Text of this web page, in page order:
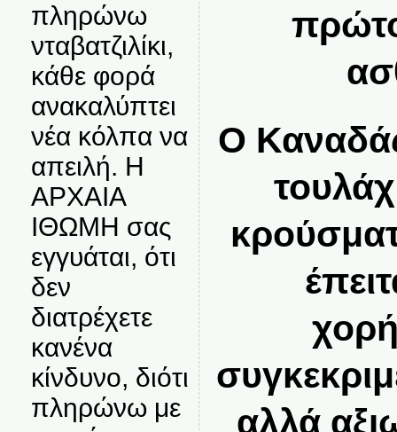
πληρώνω
νταβατζιλίκι,
κάθε φορά
ανακαλύπτει
νέα κόλπα να
απειλή. Η
ΑΡΧΑΙΑ
ΙΘΩΜΗ σας
εγγυάται, ότι
δεν
διατρέχετε
κανένα
κίνδυνο, διότι
πληρώνω με
Ο
αλλά